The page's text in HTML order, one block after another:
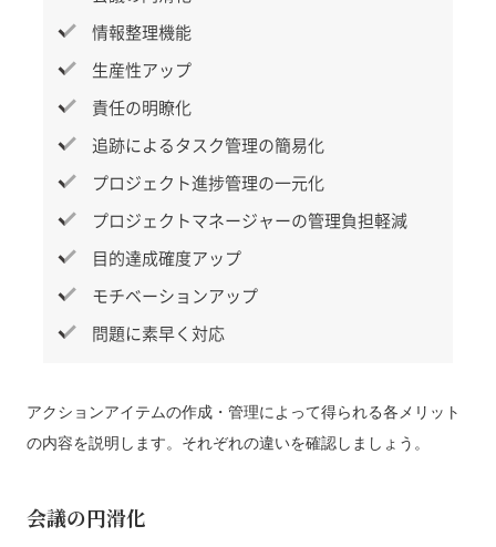
情報整理機能
生産性アップ
責任の明瞭化
追跡によるタスク管理の簡易化
プロジェクト進捗管理の一元化
プロジェクトマネージャーの管理負担軽減
目的達成確度アップ
モチベーションアップ
問題に素早く対応
アクションアイテムの作成・管理によって得られる各メリット
の内容を説明します。それぞれの違いを確認しましょう。
会議の円滑化